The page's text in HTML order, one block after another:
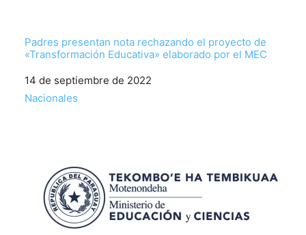
Padres presentan nota rechazando el proyecto de
«Transformación Educativa» elaborado por el MEC
Fecha
14 de septiembre de 2022
Respecto a
Nacionales